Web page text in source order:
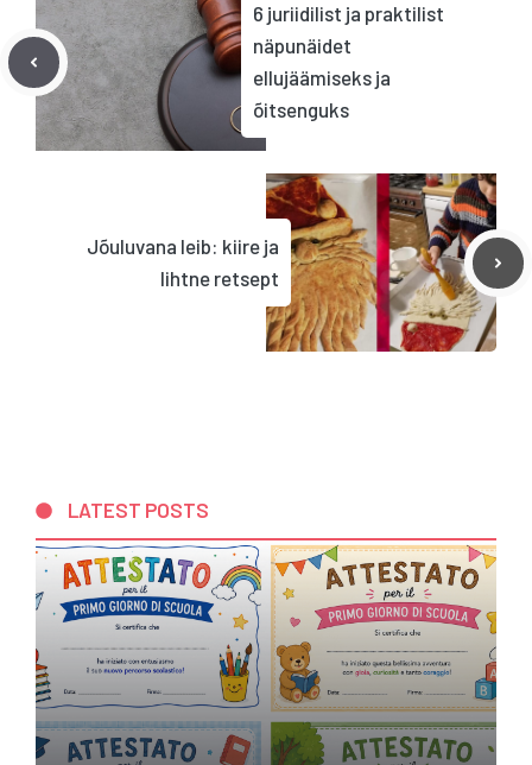
6 juriidilist ja praktilist
näpunäidet
ellujäämiseks ja
õitsenguks
Jõuluvana leib: kiire ja
lihtne retsept
LATEST POSTS